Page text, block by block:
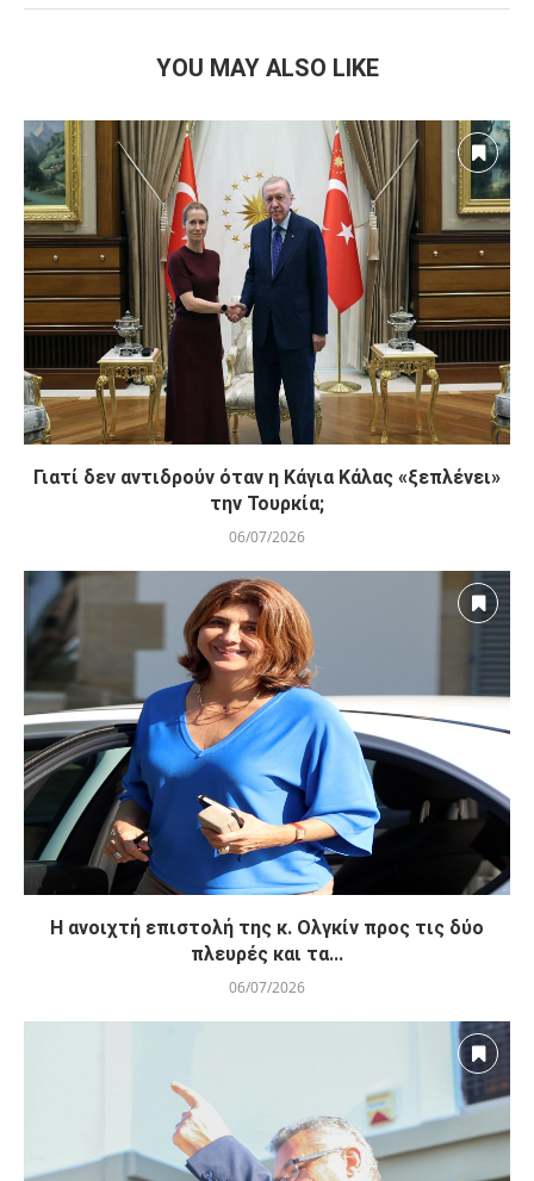
YOU MAY ALSO LIKE
Γιατί δεν αντιδρούν όταν η Κάγια Κάλας «ξεπλένει»
την Τουρκία;
06/07/2026
Η ανοιχτή επιστολή της κ. Ολγκίν προς τις δύο
πλευρές και τα...
06/07/2026